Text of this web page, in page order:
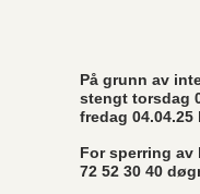
På grunn av
stengt torsdag
fredag 04.04.25
For sperring av
72 52 30 40